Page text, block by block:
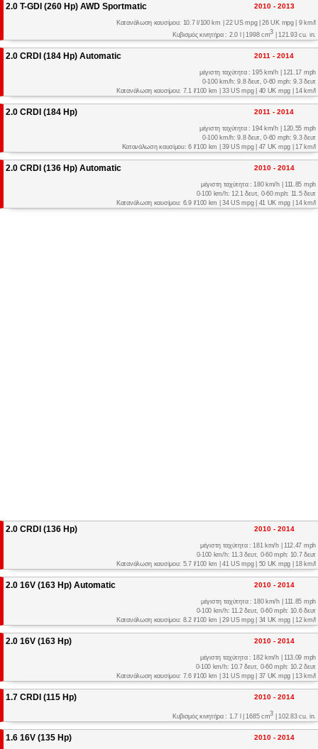
2.0 T-GDI (260 Hp) AWD Sportmatic 2010 - 2013
Κατανάλωση καυσίμου: 10.7 l/100 km | 22 US mpg | 26 UK mpg | 9 km/l
Κυβισμός κινητήρα : 2.0 l | 1998 cm3 | 121.93 cu. in.
2.0 CRDI (184 Hp) Automatic 2011 - 2014
μέγιστη ταχύτητα : 195 km/h | 121.17 mph
0-100 km/h: 9.8 δευτ, 0-60 mph: 9.3 δευτ
Κατανάλωση καυσίμου: 7.1 l/100 km | 33 US mpg | 40 UK mpg | 14 km/l
2.0 CRDI (184 Hp) 2011 - 2014
μέγιστη ταχύτητα : 194 km/h | 120.55 mph
0-100 km/h: 9.8 δευτ, 0-60 mph: 9.3 δευτ
Κατανάλωση καυσίμου: 6 l/100 km | 39 US mpg | 47 UK mpg | 17 km/l
2.0 CRDI (136 Hp) Automatic 2010 - 2014
μέγιστη ταχύτητα : 180 km/h | 111.85 mph
0-100 km/h: 12.1 δευτ, 0-60 mph: 11.5 δευτ
Κατανάλωση καυσίμου: 6.9 l/100 km | 34 US mpg | 41 UK mpg | 14 km/l
2.0 CRDI (136 Hp) 2010 - 2014
μέγιστη ταχύτητα : 181 km/h | 112.47 mph
0-100 km/h: 11.3 δευτ, 0-60 mph: 10.7 δευτ
Κατανάλωση καυσίμου: 5.7 l/100 km | 41 US mpg | 50 UK mpg | 18 km/l
2.0 16V (163 Hp) Automatic 2010 - 2014
μέγιστη ταχύτητα : 180 km/h | 111.85 mph
0-100 km/h: 11.2 δευτ, 0-60 mph: 10.6 δευτ
Κατανάλωση καυσίμου: 8.2 l/100 km | 29 US mpg | 34 UK mpg | 12 km/l
2.0 16V (163 Hp) 2010 - 2014
μέγιστη ταχύτητα : 182 km/h | 113.09 mph
0-100 km/h: 10.7 δευτ, 0-60 mph: 10.2 δευτ
Κατανάλωση καυσίμου: 7.6 l/100 km | 31 US mpg | 37 UK mpg | 13 km/l
1.7 CRDI (115 Hp) 2010 - 2014
Κυβισμός κινητήρα : 1.7 l | 1685 cm3 | 102.83 cu. in.
1.6 16V (135 Hp) 2010 - 2014